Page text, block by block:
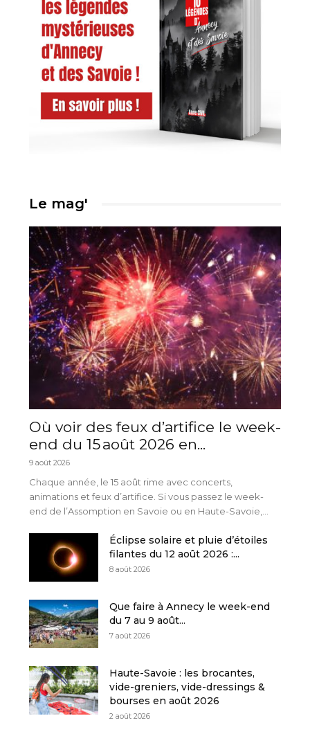
Le mag'
Où voir des feux d’artifice le week-
end du 15 août 2026 en...
9 août 2026
Chaque année, le 15 août rime avec concerts,
animations et feux d’artifice. Si vous passez le week-
end de l’Assomption en Savoie ou en Haute-Savoie,...
Éclipse solaire et pluie d’étoiles
filantes du 12 août 2026 :...
8 août 2026
Que faire à Annecy le week-end
du 7 au 9 août...
7 août 2026
Haute-Savoie : les brocantes,
vide-greniers, vide-dressings &
bourses en août 2026
2 août 2026